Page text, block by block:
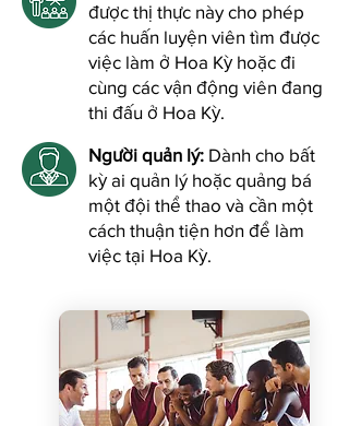
được thị thực này cho phép
các huấn luyện viên tìm được
việc làm ở Hoa Kỳ hoặc đi
cùng các vận động viên đang
thi đấu ở Hoa Kỳ.
Người quản lý: Dành cho bất
kỳ ai quản lý hoặc quảng bá
một đội thể thao và cần một
cách thuận tiện hơn để làm
việc tại Hoa Kỳ.